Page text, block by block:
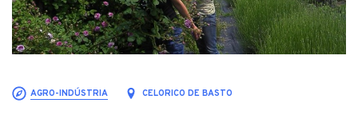
AGRO-INDÚSTRIA CELORICO DE BASTO